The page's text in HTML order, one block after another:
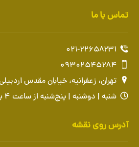
تماس با ما
۰۲۱-۲۲۶۵۸۲۳۱
۰۹۳۰۲۵۴۵۲۸۴
تهران، زعفرانیه، خیابان مقدس اردبیلی، پلاک
شنبه | دوشنبه | پنج‌شنبه از ساعت ۴ بعد از ظهر تا ۸ شب
آدرس روی نقشه